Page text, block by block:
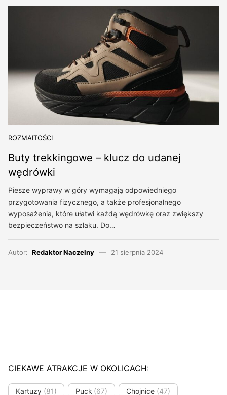
ROZMAITOŚCI
Buty trekkingowe – klucz do udanej
wędrówki
Piesze wyprawy w góry wymagają odpowiedniego
przygotowania fizycznego, a także profesjonalnego
wyposażenia, które ułatwi każdą wędrówkę oraz zwiększy
bezpieczeństwo na szlaku. Do…
Autor: Redaktor Naczelny 21 sierpnia 2024
CIEKAWE ATRAKCJE W OKOLICACH:
Kartuzy (81) Puck (67) Chojnice (47)